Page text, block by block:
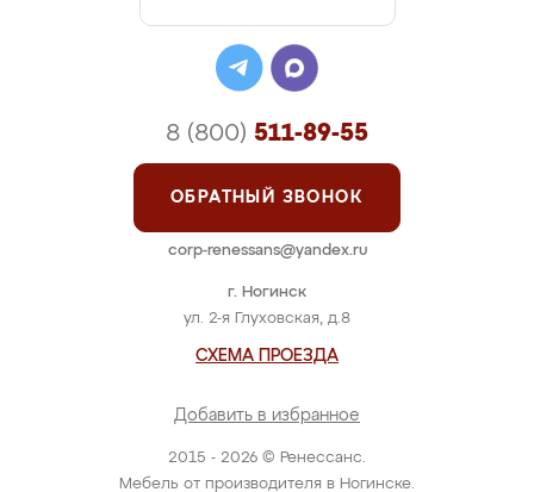
2015 - 2026 © Ренессанс.
Мебель от производителя в Ногинске.
г. Ногинск
ул. 2-я Глуховская, д.8
СХЕМА ПРОЕЗДА
Добавить в избранное
8 (800) 511-89-55
ОБРАТНЫЙ ЗВОНОК
corp-renessans@yandex.ru